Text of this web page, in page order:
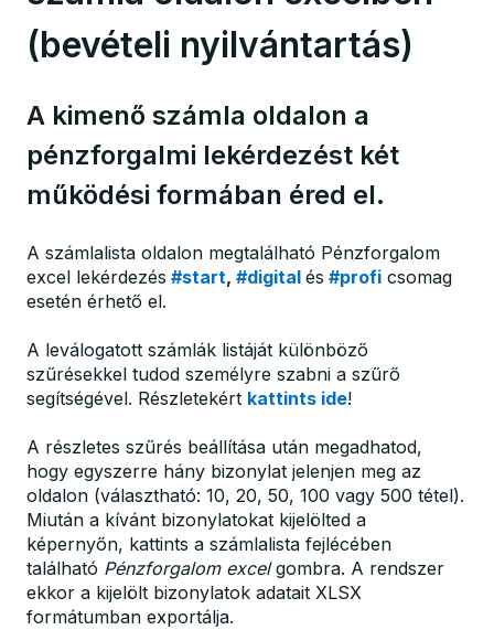
(bevételi nyilvántartás)
A kimenő számla oldalon a
pénzforgalmi lekérdezést két
működési formában éred el.
A számlalista oldalon megtalálható Pénzforgalom
excel lekérdezés #start, #digital és #profi csomag
esetén érhető el.
A leválogatott számlák listáját különböző
szűrésekkel tudod személyre szabni a szűrő
segítségével. Részletekért kattints ide!
A részletes szűrés beállítása után megadhatod,
hogy egyszerre hány bizonylat jelenjen meg az
oldalon (választható: 10, 20, 50, 100 vagy 500 tétel).
Miután a kívánt bizonylatokat kijelölted a
képernyőn, kattints a számlalista fejlécében
található Pénzforgalom excelgombra. A rendszer
ekkor a kijelölt bizonylatok adatait XLSX
formátumban exportálja.